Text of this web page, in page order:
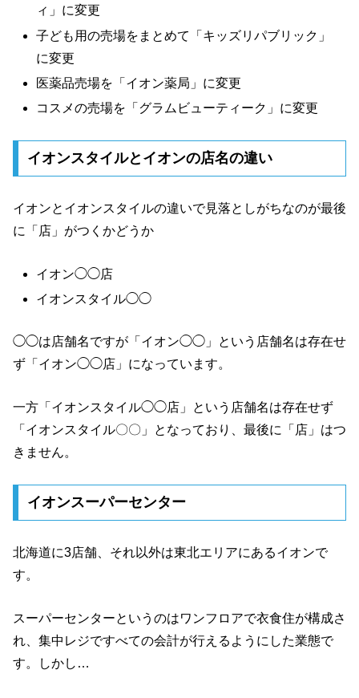
ィ」に変更
子ども用の売場をまとめて「キッズリパブリック」
に変更
医薬品売場を「イオン薬局」に変更
コスメの売場を「グラムビューティーク」に変更
イオンスタイルとイオンの店名の違い
イオンとイオンスタイルの違いで見落としがちなのが最後
に「店」がつくかどうか
イオン◯◯店
イオンスタイル◯◯
◯◯は店舗名ですが「イオン◯◯」という店舗名は存在せ
ず「イオン◯◯店」になっています。
一方「イオンスタイル◯◯店」という店舗名は存在せず
「イオンスタイル〇〇」となっており、最後に「店」はつ
きません。
イオンスーパーセンター
北海道に3店舗、それ以外は東北エリアにあるイオンで
す。
スーパーセンターというのはワンフロアで衣食住が構成さ
れ、集中レジですべての会計が行えるようにした業態で
す。しかし…